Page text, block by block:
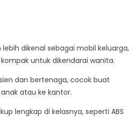
dikenal sebagai mobil keluarga,
untuk dikendarai wanita.
dan bertenaga, cocok buat
atau ke kantor.
lengkap di kelasnya, seperti ABS